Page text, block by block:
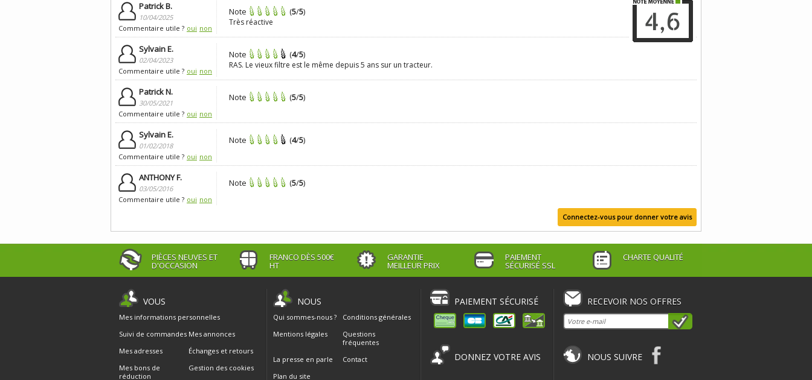
4,6
Patrick B.
10/04/2025
Commentaire utile ? oui non
Note (5/5)
Très réactive
Sylvain E.
02/04/2023
Commentaire utile ? oui non
Note (4/5)
RAS. Le vieux filtre est le même depuis 5 ans sur un tracteur.
Patrick N.
30/05/2021
Commentaire utile ? oui non
Note (5/5)
Sylvain E.
01/02/2018
Commentaire utile ? oui non
Note (4/5)
ANTHONY F.
03/05/2016
Commentaire utile ? oui non
Note (5/5)
Connectez-vous pour donner votre avis
PIÈCES NEUVES ET
D'OCCASION
FRANCO DÈS 500€
HT
GARANTIE
MEILLEUR PRIX
PAIEMENT
SÉCURISÉ SSL
CHARTE QUALITÉ
VOUS
Mes informations personnelles
Suivi de commandes Mes annonces
Mes adresses
Échanges et retours
Mes bons de
réduction
Gestion des cookies
NOUS
Qui sommes-nous ?
Conditions générales
Mentions légales
Questions
fréquentes
La presse en parle
Contact
Plan du site
PAIEMENT SÉCURISÉ RECEVOIR NOS OFFRES
DONNEZ VOTRE AVIS NOUS SUIVRE